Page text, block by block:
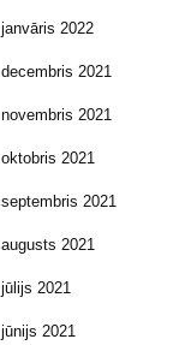
janvāris 2022
decembris 2021
novembris 2021
oktobris 2021
septembris 2021
augusts 2021
jūlijs 2021
jūnijs 2021